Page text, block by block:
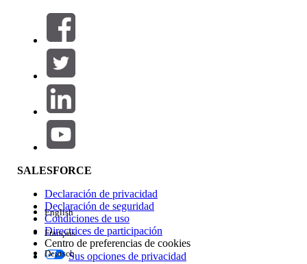
Filtrar por (0)
SELECCIONAR FILTROS
Área de productos
Repercusión de función
Edición
SALESFORCE
Declaración de privacidad
Declaración de seguridad
Condiciones de uso
Directrices de participación
Centro de preferencias de cookies
Sus opciones de privacidad
English
Français
Deutsch